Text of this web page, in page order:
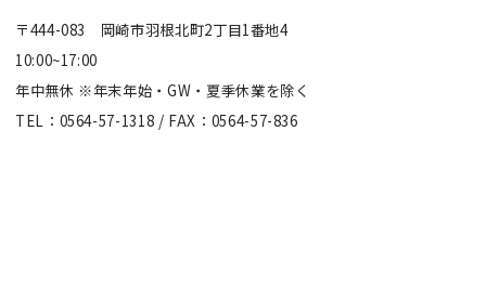
〒444-083 岡崎市羽根北町2丁目1番地4
10:00~17:00
年中無休 ※年末年始・GW・夏季休業を除く
TEL：0564-57-1318 / FAX：0564-57-836